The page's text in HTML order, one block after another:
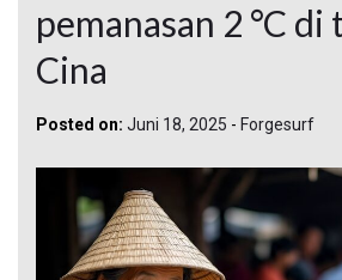
pemanasan 2 °C
Cina
Posted on: Juni 18, 2025 - Forgesurf